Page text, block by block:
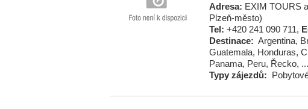
Adresa: EXIM TOURS
Plzeň-město)
Tel: +420 241 090 711,
Destinace: Argentina,
Guatemala, Honduras,
Panama, Peru, Řecko, ...
Typy zájezdů: